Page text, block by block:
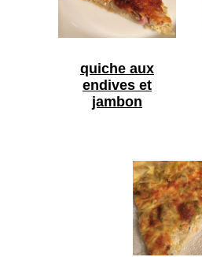
quiche aux
endives et
jambon